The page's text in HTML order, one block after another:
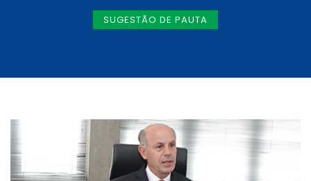
SUGESTÃO DE PAUTA